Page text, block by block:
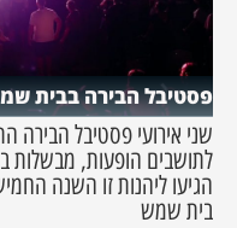
פסטיבל הבירה בבית
שני אירועי פסטיבל הבירה
לתושבים הופעות, מבשלות
הגיעו ליהנות זו השנה
בית שמש